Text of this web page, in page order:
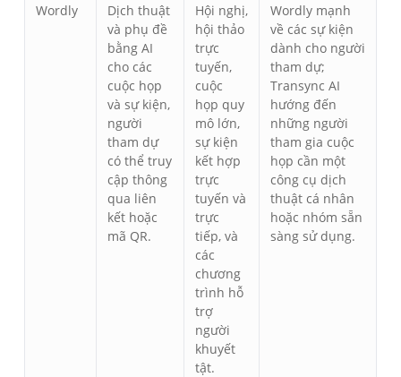
Wordly
Dịch thuật
và phụ đề
bằng AI
cho các
cuộc họp
và sự kiện,
người
tham dự
có thể truy
cập thông
qua liên
kết hoặc
mã QR.
Hội nghị,
hội thảo
trực
tuyến,
cuộc
họp quy
mô lớn,
sự kiện
kết hợp
trực
tuyến và
trực
tiếp, và
các
chương
trình hỗ
trợ
người
khuyết
tật.
Wordly mạnh
về các sự kiện
dành cho người
tham dự;
Transync AI
hướng đến
những người
tham gia cuộc
họp cần một
công cụ dịch
thuật cá nhân
hoặc nhóm sẵn
sàng sử dụng.